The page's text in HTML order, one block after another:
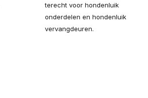
terecht voor hondenluik
onderdelen en hondenluik
vervangdeuren.